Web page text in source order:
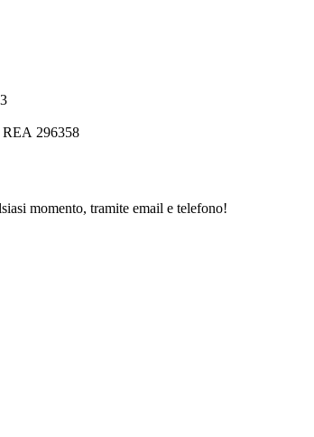
REA 296358
momento, tramite email e telefono!